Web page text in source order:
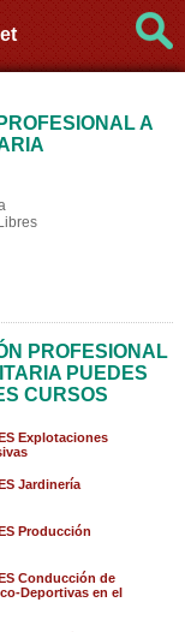
A
PROFESIONAL
PUEDES
CURSOS
Explotaciones
Jardinería
Producción
Conducción de
Deportivas en el